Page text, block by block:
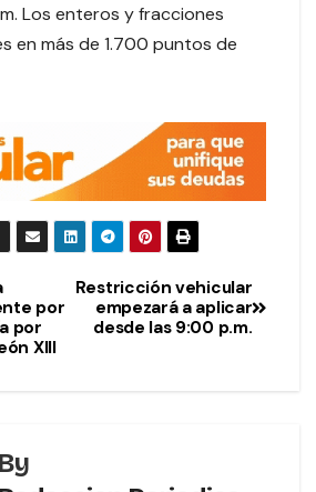
Los enteros y fracciones
en más de 1.700 puntos de
Restricción vehicular
empezará a aplicar
desde las 9:00 p.m.
por
por
XIII
By